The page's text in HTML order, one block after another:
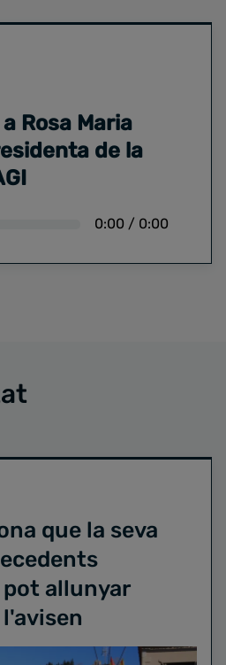
Rosa Maria
de la
0:00 / 0:00
que la seva
allunyar